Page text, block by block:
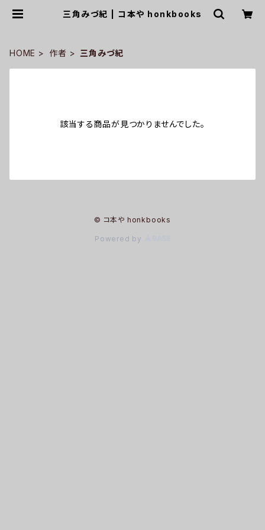
三角みづ紀 | コ本や honkbooks
HOME 作者 三角みづ紀
該当する商品が見つかりませんでした。
© コ本や honkbooks
Powered by